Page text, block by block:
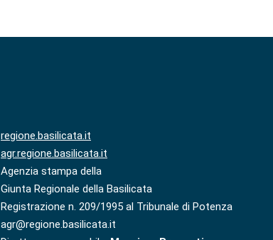
regione.basilicata.it
agr.regione.basilicata.it
Agenzia stampa della
Giunta Regionale della Basilicata
Registrazione n. 209/1995 al Tribunale di Potenza
agr@regione.basilicata.it